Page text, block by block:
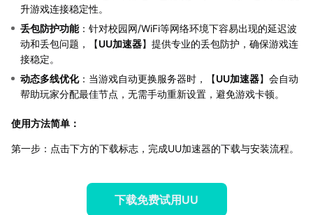
升游戏连接稳定性。
丢包防护功能：针对校园网/WiFi等网络环境下容易出现的延迟波
动和丢包问题，【UU加速器】提供专业的丢包防护，确保游戏连
接稳定。
动态多线优化：当游戏自动更换服务器时，【UU加速器】会自动
帮助玩家分配最佳节点，无需手动重新设置，避免游戏卡顿。
使用方法简单：
第一步：点击下方的下载标志，完成UU加速器的下载与安装流程。
下载免费试用UU